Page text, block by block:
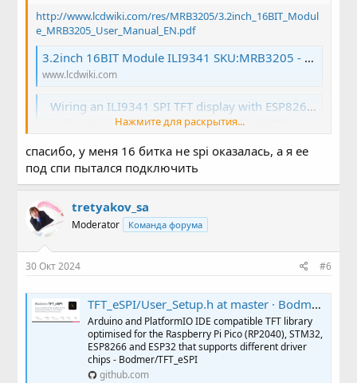
http://www.lcdwiki.com/res/MRB3205/3.2inch_16BIT_Modul
e_MRB3205_User_Manual_EN.pdf
3.2inch 16BIT Module ILI9341 SKU:MRB3205 - LCD wiki
www.lcdwiki.com
Wiring an ILI9341 SPI TFT display with ESP8266 based microcontroller boards: NodeMCU and Wemos D1 mini
by Floris Wouterlood – The Netherlands – May 2, 2021 —
microcontroller chip that is fully Arduino compatible. Its WiFi
capability make…
thesolaruniverse.wordpress.com
Нажмите для раскрытия...
спасибо, у меня 16 битка не spi оказалась, а я ее
под спи пытался подключить
tretyakov_sa
Moderator Команда форума
30 Окт 2024 #6
TFT_eSPI/User_Setup.h at master · Bodmer/TFT_eSPI
Arduino and PlatformIO IDE compatible TFT library
optimised for the Raspberry Pi Pico (RP2040), STM32,
ESP8266 and ESP32 that supports different driver
chips - Bodmer/TFT_eSPI
github.com